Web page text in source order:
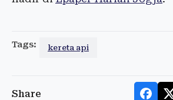
Tags: kereta api
Share